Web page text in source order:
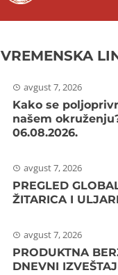
VREMENSKA
avgust 7, 2026
Kako se
našem
06.08.2026.
avgust 7, 2026
PREGLED
ŽITARICA I
avgust 7, 2026
PRODUKTNA
DNEVNI